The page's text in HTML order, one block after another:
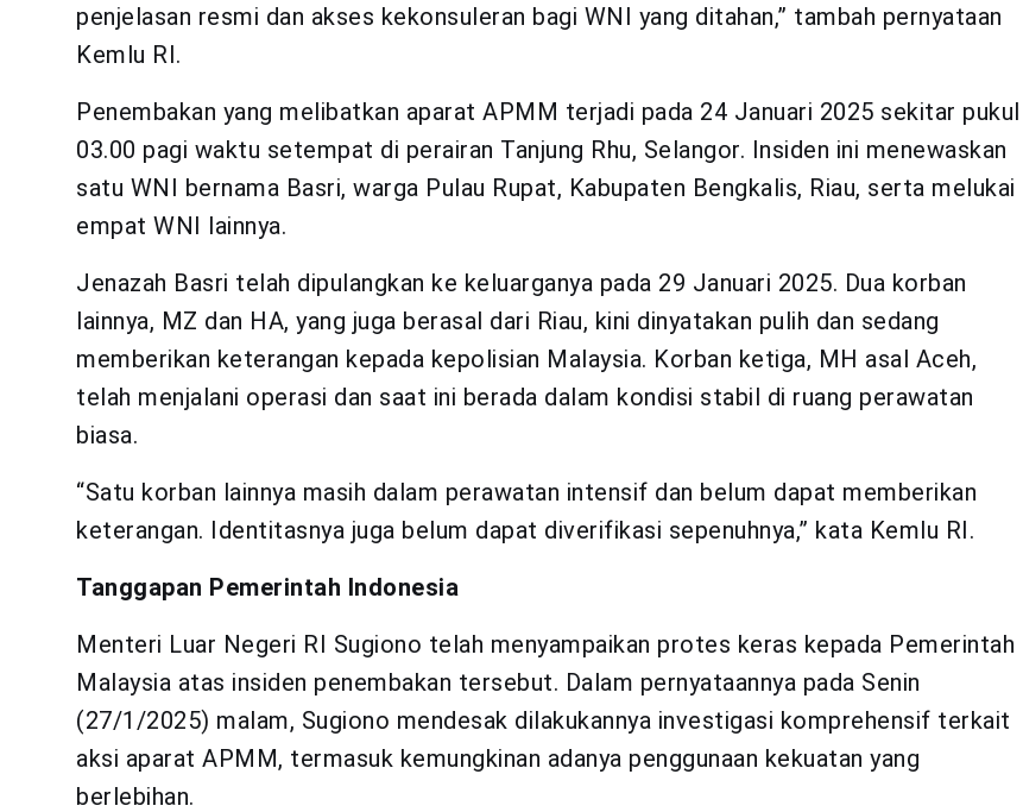
penjelasan resmi dan akses kekonsuleran bagi WNI yang ditahan,” tambah pernyataan
Kemlu RI.
Penembakan yang melibatkan aparat APMM terjadi pada 24 Januari 2025 sekitar pukul
03.00 pagi waktu setempat di perairan Tanjung Rhu, Selangor. Insiden ini menewaskan
satu WNI bernama Basri, warga Pulau Rupat, Kabupaten Bengkalis, Riau, serta melukai
empat WNI lainnya.
Jenazah Basri telah dipulangkan ke keluarganya pada 29 Januari 2025. Dua korban
lainnya, MZ dan HA, yang juga berasal dari Riau, kini dinyatakan pulih dan sedang
memberikan keterangan kepada kepolisian Malaysia. Korban ketiga, MH asal Aceh,
telah menjalani operasi dan saat ini berada dalam kondisi stabil di ruang perawatan
biasa.
“Satu korban lainnya masih dalam perawatan intensif dan belum dapat memberikan
keterangan. Identitasnya juga belum dapat diverifikasi sepenuhnya,” kata Kemlu RI.
Tanggapan Pemerintah Indonesia
Menteri Luar Negeri RI Sugiono telah menyampaikan protes keras kepada Pemerintah
Malaysia atas insiden penembakan tersebut. Dalam pernyataannya pada Senin
(27/1/2025) malam, Sugiono mendesak dilakukannya investigasi komprehensif terkait
aksi aparat APMM, termasuk kemungkinan adanya penggunaan kekuatan yang
berlebihan.